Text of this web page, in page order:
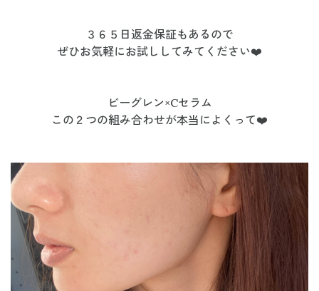
３６５日返金保証もあるので
ぜひお気軽にお試ししてみてください❤️
ビーグレン×Cセラム
この２つの組み合わせが本当によくって❤️